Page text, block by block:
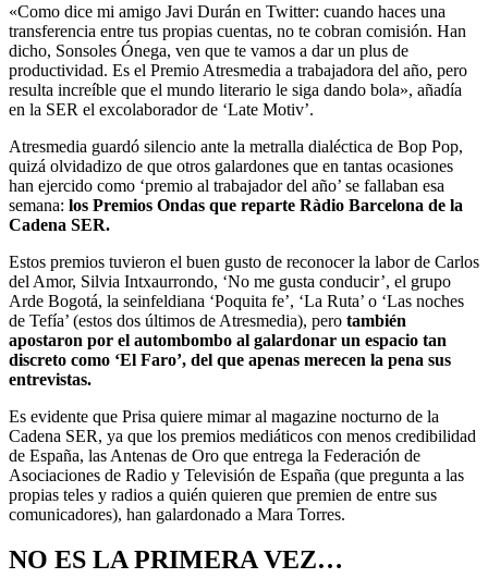
«Como dice mi amigo Javi Durán en Twitter: cuando haces una
transferencia entre tus propias cuentas, no te cobran comisión. Han
dicho, Sonsoles Ónega, ven que te vamos a dar un plus de
productividad. Es el Premio Atresmedia a trabajadora del año, pero
resulta increíble que el mundo literario le siga dando bola», añadía
en la SER el excolaborador de ‘Late Motiv’.
Atresmedia guardó silencio ante la metralla dialéctica de Bop Pop,
quizá olvidadizo de que otros galardones que en tantas ocasiones
han ejercido como ‘premio al trabajador del año’ se fallaban esa
semana: los Premios Ondas que reparte Ràdio Barcelona de la
Cadena SER.
Estos premios tuvieron el buen gusto de reconocer la labor de Carlos
del Amor, Silvia Intxaurrondo, ‘No me gusta conducir’, el grupo
Arde Bogotá, la seinfeldiana ‘Poquita fe’, ‘La Ruta’ o ‘Las noches
de Tefía’ (estos dos últimos de Atresmedia), pero también
apostaron por el autombombo al galardonar un espacio tan
discreto como ‘El Faro’, del que apenas merecen la pena sus
entrevistas.
Es evidente que Prisa quiere mimar al magazine nocturno de la
Cadena SER, ya que los premios mediáticos con menos credibilidad
de España, las Antenas de Oro que entrega la Federación de
Asociaciones de Radio y Televisión de España (que pregunta a las
propias teles y radios a quién quieren que premien de entre sus
comunicadores), han galardonado a Mara Torres.
NO ES LA PRIMERA VEZ…